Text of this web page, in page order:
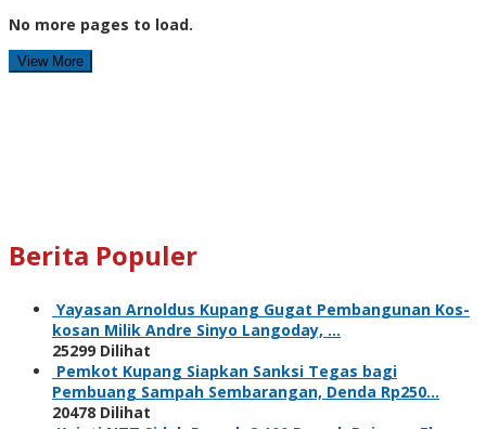
No more pages to load.
View More
Berita Populer
Yayasan Arnoldus Kupang Gugat Pembangunan Kos-
kosan Milik Andre Sinyo Langoday, …
25299 Dilihat
Pemkot Kupang Siapkan Sanksi Tegas bagi
Pembuang Sampah Sembarangan, Denda Rp250…
20478 Dilihat